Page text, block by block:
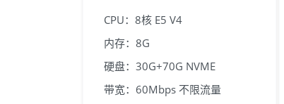
CPU：8核 E5 V4
内存：8G
硬盘：30G+70G NVME
带宽：60Mbps 不限流量